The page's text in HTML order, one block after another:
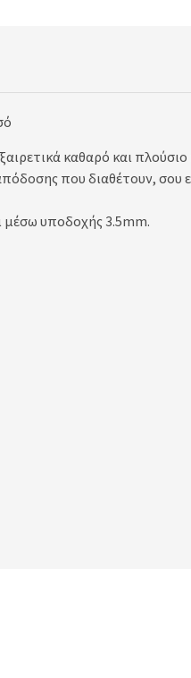
καθαρό και
που διαθέτουν, σου
μέσω υποδοχής 3.5mm.